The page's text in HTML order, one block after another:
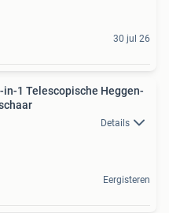
30 jul 26
in-1 Telescopische Heggen-
Details
Eergisteren